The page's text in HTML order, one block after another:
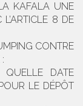
KAFALA UNE
8 DE
CONTRE
QUELLE DATE
LE DÉPÔT